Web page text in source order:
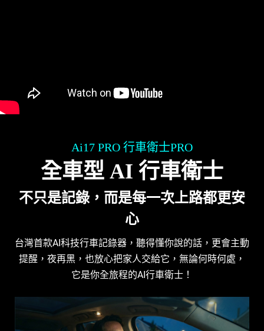
Ai17 PRO 行車衛士PRO
全車型 AI 行車衛士
不只是記錄，而是每一次上路都更安
心
台灣首款AI科技行車記錄器，聽得懂你說的話，更會主動
提醒，夜再黑，也放心把家人交給它，無論何時何處，
它是你全旅程的AI行車衛士！